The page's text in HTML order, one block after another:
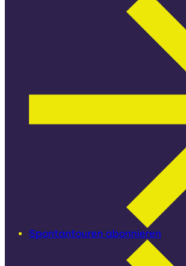
Spontantouren abonnieren